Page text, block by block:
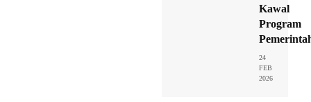
Kawal
Program
24
FEB
2026